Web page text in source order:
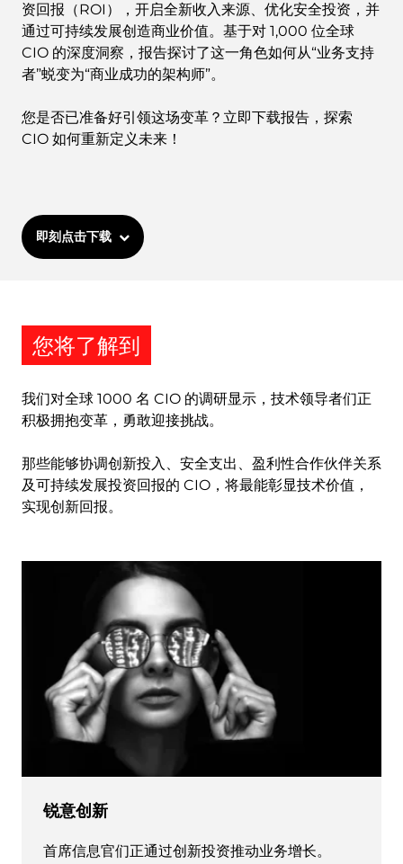
资回报（ROI），开启全新收入来源、优化安全投资，并
通过可持续发展创造商业价值。基于对 1,000 位全球
CIO 的深度洞察，报告探讨了这一角色如何从“业务支持
者”蜕变为“商业成功的架构师”。
您是否已准备好引领这场变革？立即下载报告，探索
CIO 如何重新定义未来！
即刻点击下载
您将了解到
我们对全球 1000 名 CIO 的调研显示，技术领导者们正
积极拥抱变革，勇敢迎接挑战。
那些能够协调创新投入、安全支出、盈利性合作伙伴关系
及可持续发展投资回报的 CIO，将最能彰显技术价值，
实现创新回报。
锐意创新
首席信息官们正通过创新投资推动业务增长。